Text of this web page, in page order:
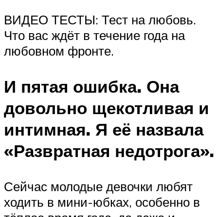
ВИДЕО ТЕСТЫ: Тест на любовь.
Что вас ждёт в течение года на
любовном фронте.
И пятая ошибка. Она
довольно щекотливая и
интимная. Я её назвала
«Развратная недотрога».
Сейчас молодые девочки любят
ходить в мини-юбках, особенно в